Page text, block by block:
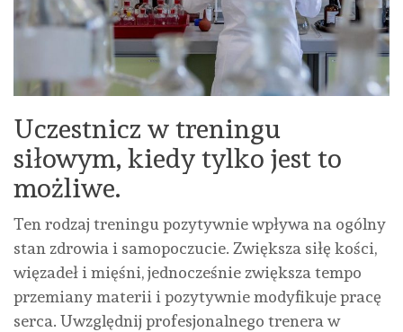
Uczestnicz w treningu
siłowym, kiedy tylko jest to
możliwe.
Ten rodzaj treningu pozytywnie wpływa na ogólny
stan zdrowia i samopoczucie. Zwiększa siłę kości,
więzadeł i mięśni, jednocześnie zwiększa tempo
przemiany materii i pozytywnie modyfikuje pracę
serca. Uwzględnij profesjonalnego trenera w